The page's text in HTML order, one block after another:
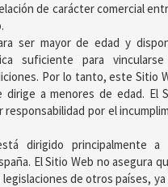
de carácter comercial
ser mayor de edad y
suficiente para
Por lo tanto, este Sitio
dirige a menores de edad. El
responsabilidad por el
dirigido principalmente a
El Sitio Web no asegura
legislaciones de otros países,